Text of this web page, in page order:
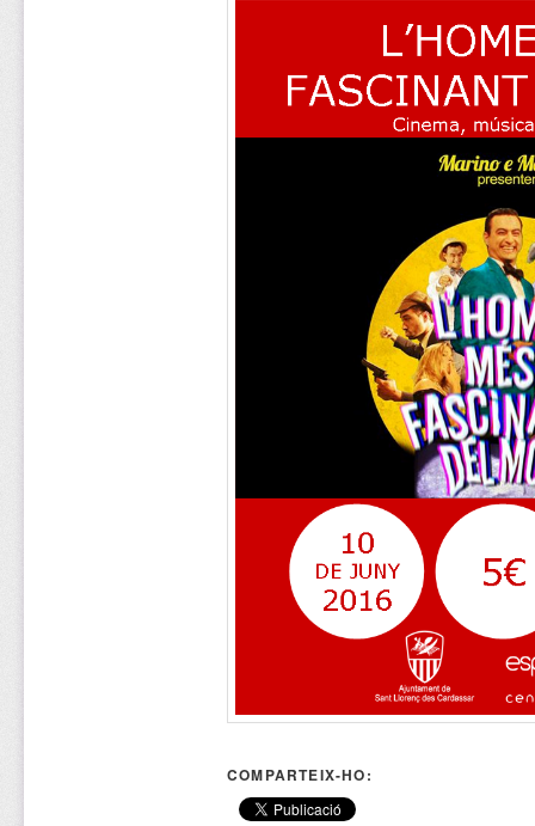
COMPARTEIX-HO: